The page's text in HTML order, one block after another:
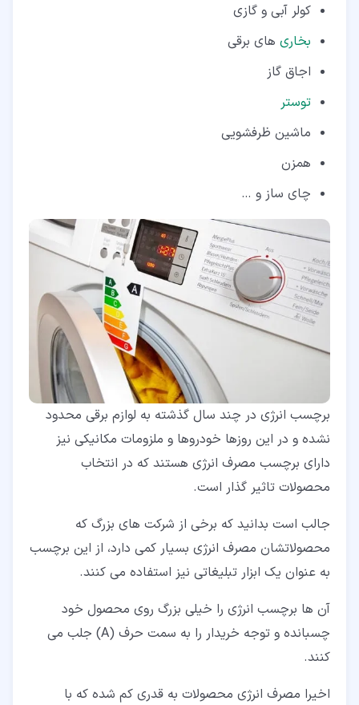
کولر آبی و گازی
بخاری های برقی
اجاق گاز
توستر
ماشین ظرفشویی
همزن
چای ساز و …
برچسب انرژی در چند سال گذشته به لوازم برقی محدود
نشده و در این روزها خودروها و ملزومات مکانیکی نیز
دارای برچسب مصرف انرژی هستند که در انتخاب
محصولات تاثیر گذار است.
جالب است بدانید که برخی از شرکت های بزرگ که
محصولاتشان مصرف انرژی بسیار کمی دارد، از این برچسب
به عنوان یک ابزار تبلیغاتی نیز استفاده می کنند.
آن ها برچسب انرژی را خیلی بزرگ روی محصول خود
چسبانده و توجه خریدار را به سمت حرف (A) جلب می
کنند.
اخیرا مصرف انرژی محصولات به قدری کم شده که با